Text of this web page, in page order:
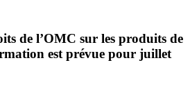
de l’OMC sur les produits de
est prévue pour juillet